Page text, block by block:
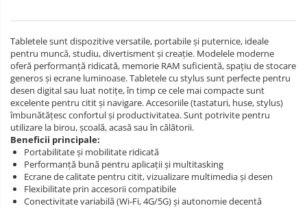
Tabletele sunt dispozitive versatile, portabile și puternice, ideale
pentru muncă, studiu, divertisment și creație. Modelele moderne
oferă performanță ridicată, memorie RAM suficientă, spațiu de stocare
generos și ecrane luminoase. Tabletele cu stylus sunt perfecte pentru
desen digital sau luat notițe, în timp ce cele mai compacte sunt
excelente pentru citit și navigare. Accesoriile (tastaturi, huse, stylus)
îmbunătățesc confortul și productivitatea. Sunt potrivite pentru
utilizare la birou, școală, acasă sau în călătorii.
Beneficii principale:
Portabilitate și mobilitate ridicată
Performanță bună pentru aplicații și multitasking
Ecrane de calitate pentru citit, vizualizare multimedia și desen
Flexibilitate prin accesorii compatibile
Conectivitate variabilă (Wi‑Fi, 4G/5G) și autonomie decentă